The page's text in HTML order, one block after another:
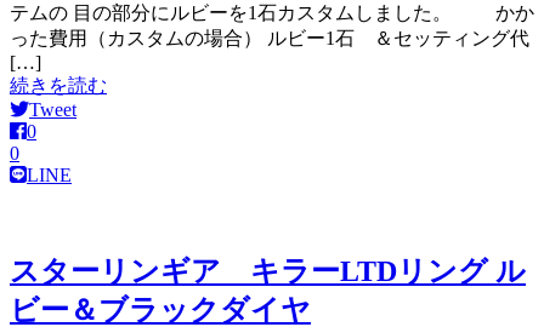
テムの 目の部分にルビーを1石カスタムしました。 かか
った費用（カスタムの場合） ルビー1石 ＆セッティング代
[…]
続きを読む
Tweet
0
0
LINE
スターリンギア キラーLTDリング ル
ビー＆ブラックダイヤ